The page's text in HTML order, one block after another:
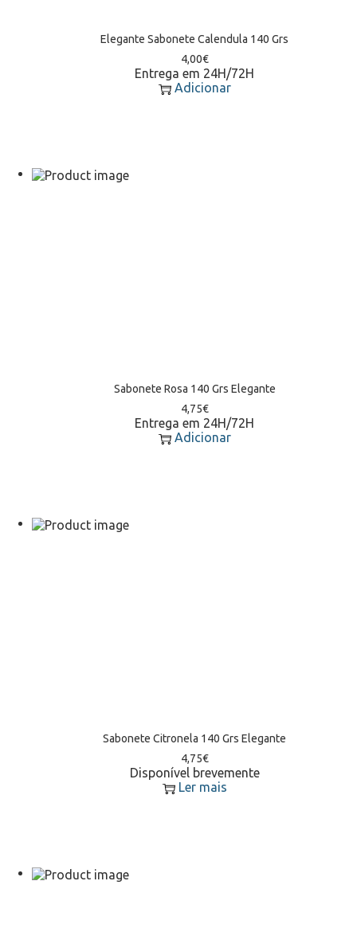
Elegante Sabonete Calendula 140 Grs
4,00€
Entrega em 24H/72H
Adicionar
Sabonete Rosa 140 Grs Elegante
4,75€
Entrega em 24H/72H
Adicionar
Sabonete Citronela 140 Grs Elegante
4,75€
Disponível brevemente
Ler mais